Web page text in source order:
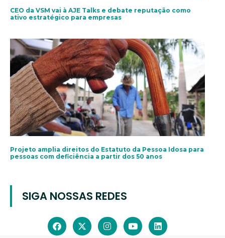
CEO da VSM vai à AJE Talks e debate reputação como
ativo estratégico para empresas
Projeto amplia direitos do Estatuto da Pessoa Idosa para
pessoas com deficiência a partir dos 50 anos
SIGA NOSSAS REDES